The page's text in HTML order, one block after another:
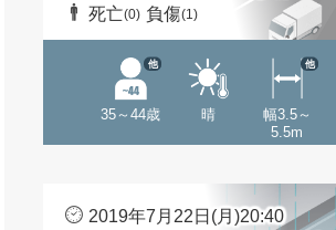
死亡(0) 負傷(1)
35～44歳
他
晴
幅3.5～
5.5m
他
2019年7月22日(月)20:40